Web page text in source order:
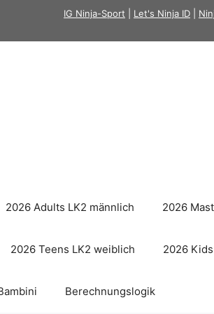
IG Ninja-Sport Let's Ninja ID
2026 Adults LK2 männlich 2026
2026 Teens LK2 weiblich 2026
Berechnungslogik